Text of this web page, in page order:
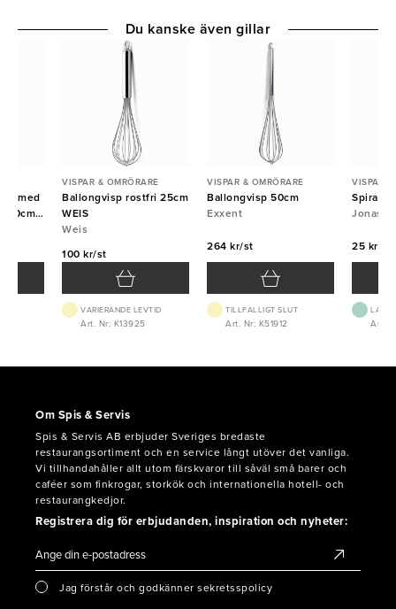
med
80cm
VISPAR & OMRÖRARE
Ballongvisp rostfri 25cm
WEIS
Weis
100 kr/st
VARIERANDE LEVTID
Art. Nr: K13925
VISPAR & OMRÖRARE
Ballongvisp 50cm
Exxent
264 kr/st
TILLFÄLLIGT SLUT
Art. Nr: K51912
VISPAR &
Jonas
25 kr/st
Art.
Du kanske även gillar
Om Spis & Servis
Spis & Servis AB erbjuder Sveriges bredaste
restaurangsortiment och en service långt utöver det vanliga.
Vi tillhandahåller allt utom färskvaror till såväl små barer och
caféer som finkrogar, storkök och internationella hotell- och
restaurangkedjor.
Registrera dig för erbjudanden, inspiration och nyheter:
Jag förstår och godkänner sekretsspolicy